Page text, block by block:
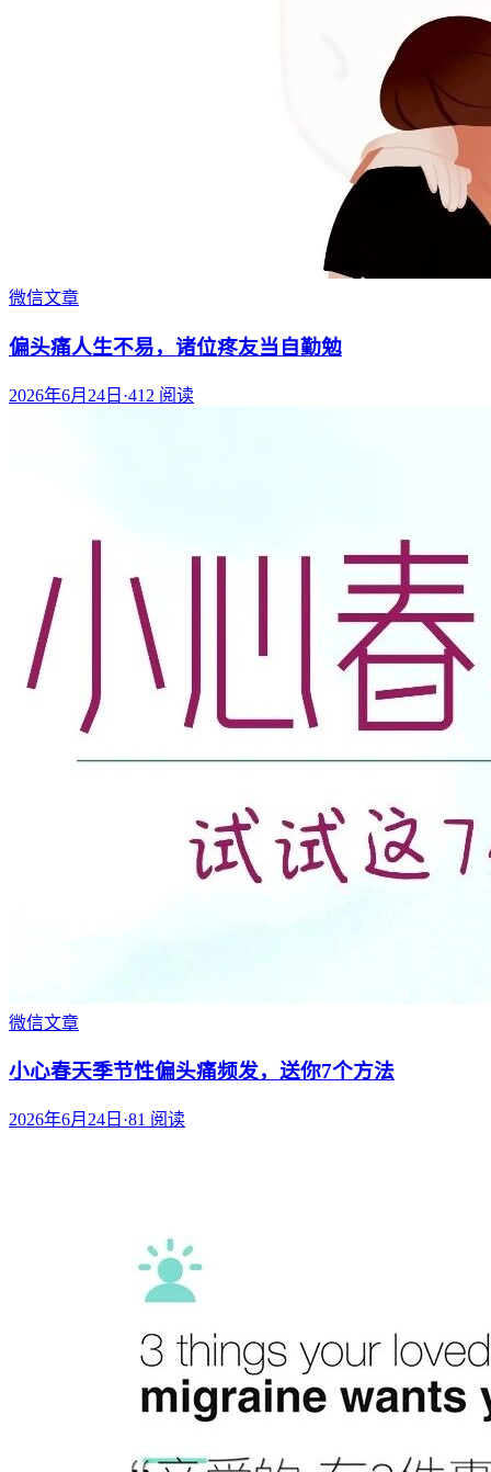
微信文章
偏头痛人生不易，诸位疼友当自勤勉
2026年6月24日 ·412 阅读
微信文章
小心春天季节性偏头痛频发，送你7个方法
2026年6月24日 ·81 阅读